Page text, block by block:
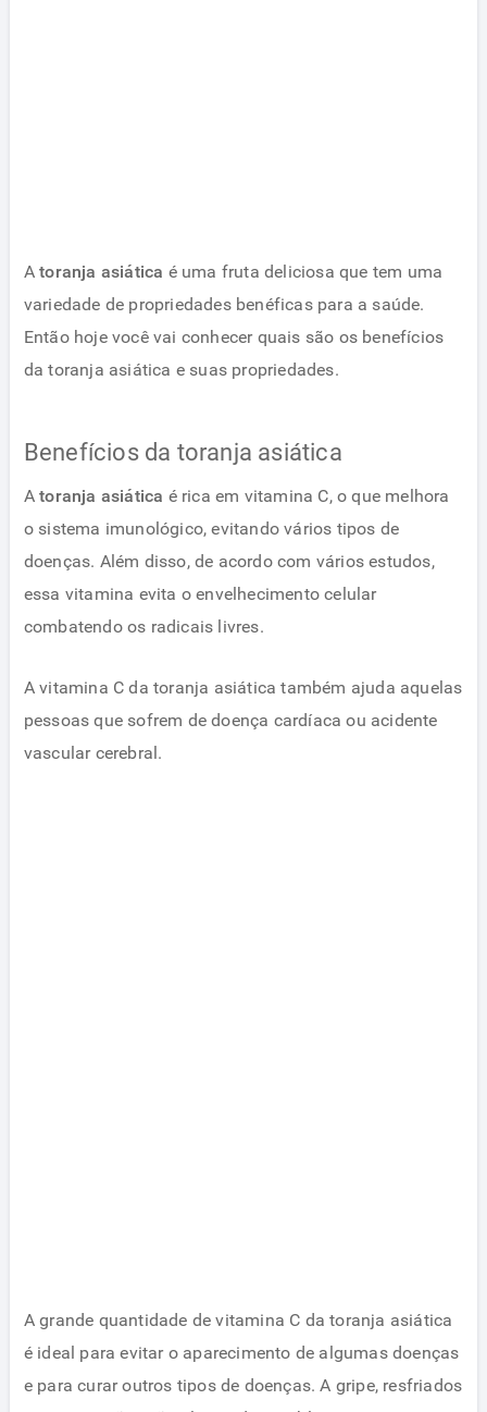
Atoranja asiática é uma fruta deliciosa que tem uma
variedade de propriedades benéficas para a saúde.
Então hoje você vai conhecer quais são os benefícios
da toranja asiática e suas propriedades.
Benefícios da toranja asiática
Atoranja asiática é rica em vitamina C, o que melhora
o sistema imunológico, evitando vários tipos de
doenças. Além disso, de acordo com vários estudos,
essa vitamina evita o envelhecimento celular
combatendo os radicais livres.
A vitamina C da toranja asiática também ajuda aquelas
pessoas que sofrem de doença cardíaca ou acidente
vascular cerebral.
A grande quantidade de vitamina C da toranja asiática
é ideal para evitar o aparecimento de algumas doenças
e para curar outros tipos de doenças. A gripe, resfriados